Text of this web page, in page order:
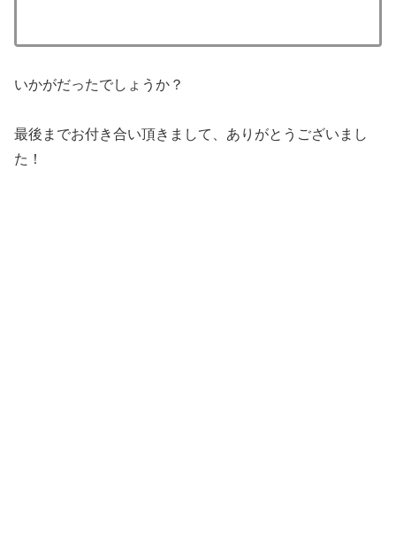
いかがだったでしょうか？
最後までお付き合い頂きまして、ありがとうございまし
た！